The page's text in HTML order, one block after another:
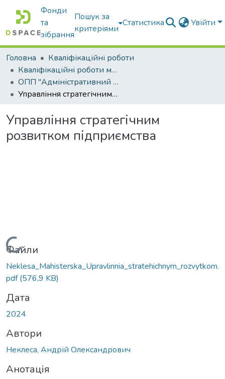
Фонди
та
зібрання
Пошук за
критеріями
Статистика Увійти
Головна
Кваліфікаційні роботи
Кваліфікаційні роботи магістрів
ОПП "Адміністративний менеджмент"
Управління стратегічним розвитком підприємства
Управління стратегічним
розвитком підприємства
Вантажиться...
Файли
Neklesa_Mahisterska_Upravlinnia_stratehichnym_rozvytkom.
pdf(576,9 KB)
Дата
2024
Автори
Неклеса, Андрій Олександрович
Анотація